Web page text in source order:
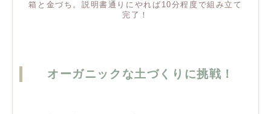
箱と金づち。説明書通りにやれば10分程度で組み立て
完了！
オーガニックな土づくりに挑戦！